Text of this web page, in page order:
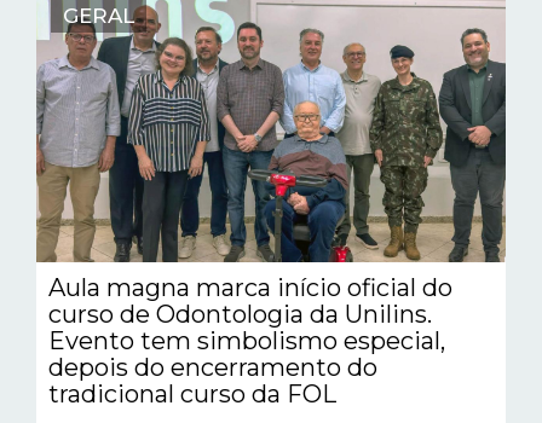
GERAL
Aula magna marca início oficial do
curso de Odontologia da Unilins.
Evento tem simbolismo especial,
depois do encerramento do
tradicional curso da FOL